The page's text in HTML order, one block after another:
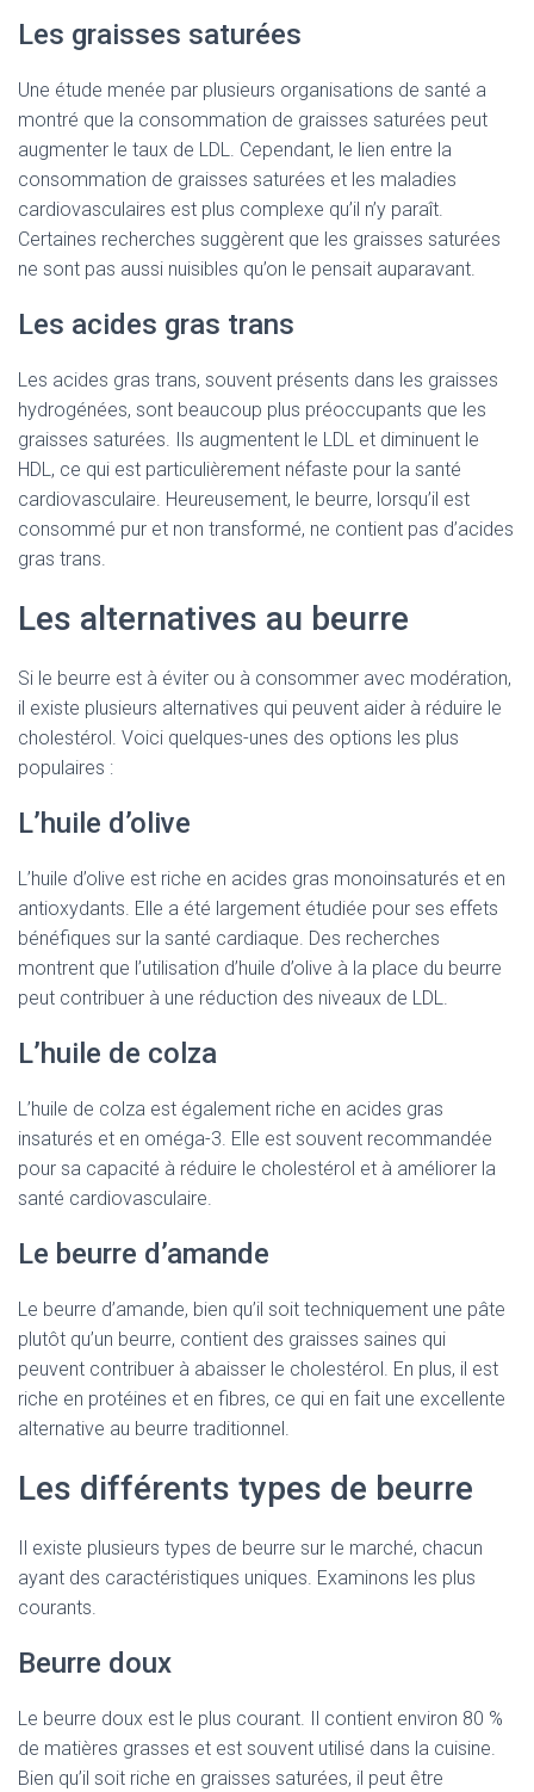
Les graisses saturées
Une étude menée par plusieurs organisations de santé a
montré que la consommation de graisses saturées peut
augmenter le taux de LDL. Cependant, le lien entre la
consommation de graisses saturées et les maladies
cardiovasculaires est plus complexe qu’il n’y paraît.
Certaines recherches suggèrent que les graisses saturées
ne sont pas aussi nuisibles qu’on le pensait auparavant.
Les acides gras trans
Les acides gras trans, souvent présents dans les graisses
hydrogénées, sont beaucoup plus préoccupants que les
graisses saturées. Ils augmentent le LDL et diminuent le
HDL, ce qui est particulièrement néfaste pour la santé
cardiovasculaire. Heureusement, le beurre, lorsqu’il est
consommé pur et non transformé, ne contient pas d’acides
gras trans.
Les alternatives au beurre
Si le beurre est à éviter ou à consommer avec modération,
il existe plusieurs alternatives qui peuvent aider à réduire le
cholestérol. Voici quelques-unes des options les plus
populaires :
L’huile d’olive
L’huile d’olive est riche en acides gras monoinsaturés et en
antioxydants. Elle a été largement étudiée pour ses effets
bénéfiques sur la santé cardiaque. Des recherches
montrent que l’utilisation d’huile d’olive à la place du beurre
peut contribuer à une réduction des niveaux de LDL.
L’huile de colza
L’huile de colza est également riche en acides gras
insaturés et en oméga-3. Elle est souvent recommandée
pour sa capacité à réduire le cholestérol et à améliorer la
santé cardiovasculaire.
Le beurre d’amande
Le beurre d’amande, bien qu’il soit techniquement une pâte
plutôt qu’un beurre, contient des graisses saines qui
peuvent contribuer à abaisser le cholestérol. En plus, il est
riche en protéines et en fibres, ce qui en fait une excellente
alternative au beurre traditionnel.
Les différents types de beurre
Il existe plusieurs types de beurre sur le marché, chacun
ayant des caractéristiques uniques. Examinons les plus
courants.
Beurre doux
Le beurre doux est le plus courant. Il contient environ 80 %
de matières grasses et est souvent utilisé dans la cuisine.
Bien qu’il soit riche en graisses saturées, il peut être